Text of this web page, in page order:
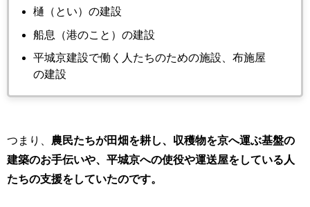
樋（とい）の建設
船息（港のこと）の建設
平城京建設で働く人たちのための施設、布施屋
の建設
つまり、
農民たちが田畑を耕し、収穫物を京へ運ぶ基盤の
建築のお手伝いや、平城京への使役や運送屋をしている人
たちの支援をしていたのです。